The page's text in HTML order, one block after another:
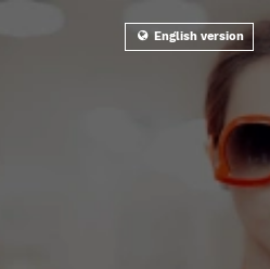
English version